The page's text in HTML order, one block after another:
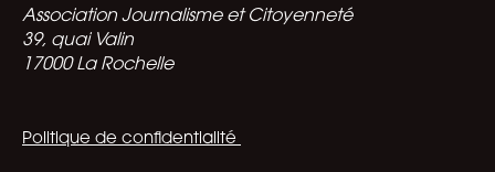
Association Journalisme et Citoyenneté
39, quai Valin
17000 La Rochelle
Politique de confidentialité